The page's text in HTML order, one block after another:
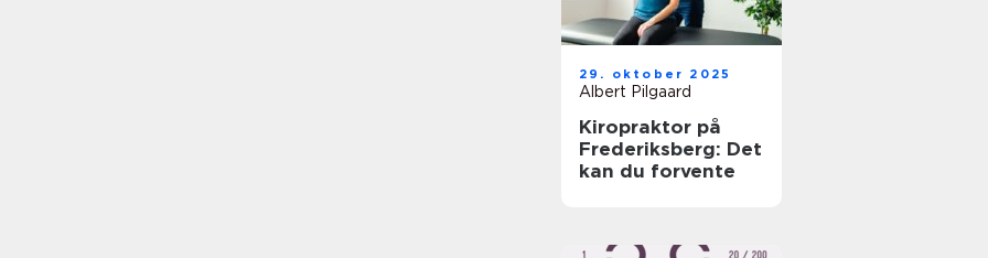
29. oktober 2025
Albert Pilgaard
Kiropraktor på
Frederiksberg: Det
kan du forvente